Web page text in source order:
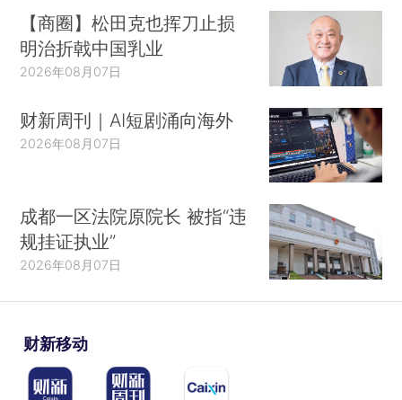
【商圈】松田克也挥刀止损
明治折戟中国乳业
2026年08月07日
财新周刊｜AI短剧涌向海外
2026年08月07日
成都一区法院原院长 被指“违
规挂证执业”
2026年08月07日
财新移动